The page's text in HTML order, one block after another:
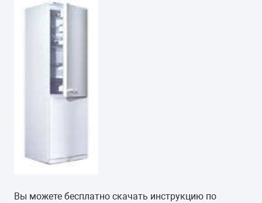
Вы можете бесплатно скачать инструкцию по